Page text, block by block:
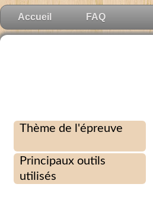
Accueil FAQ
Thème de l'épreuve
Principaux outils
utilisés